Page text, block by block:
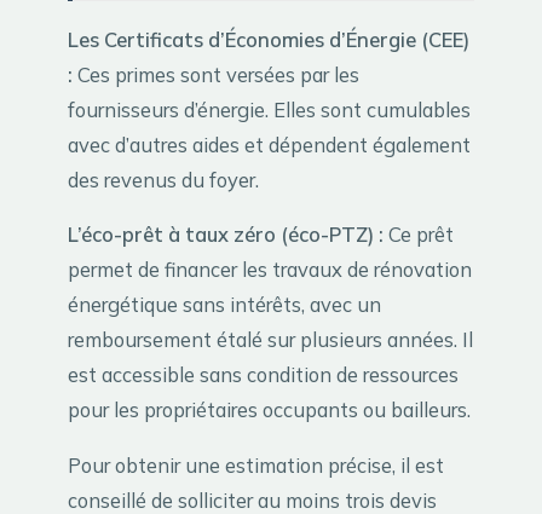
Les Certificats d’Économies d’Énergie (CEE)
: Ces primes sont versées par les
fournisseurs d’énergie. Elles sont cumulables
avec d’autres aides et dépendent également
des revenus du foyer.
L’éco-prêt à taux zéro (éco-PTZ) : Ce prêt
permet de financer les travaux de rénovation
énergétique sans intérêts, avec un
remboursement étalé sur plusieurs années. Il
est accessible sans condition de ressources
pour les propriétaires occupants ou bailleurs.
Pour obtenir une estimation précise, il est
conseillé de solliciter au moins trois devis